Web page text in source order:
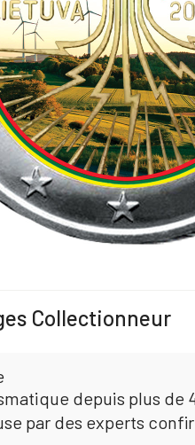
Collectionneur
depuis plus de
par des experts